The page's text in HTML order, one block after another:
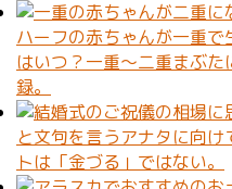
ハーフの赤ちゃんが一重
はいつ？一重〜二重まぶ
録。
と文句を言うアナタに向
トは「金づる」ではない。